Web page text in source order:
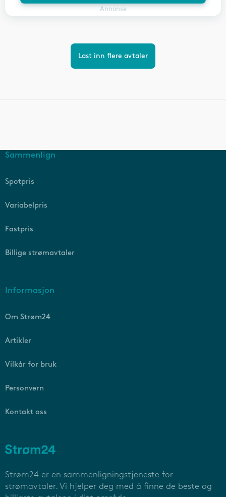
Annonse
Last inn flere avtaler
Strøm24 er en sammenligningstjeneste for
strømavtaler. Vi hjelper deg med å finne de beste og
Sammenlign
Spotpris
Variabelpris
Fastpris
Billige strømavtaler
Informasjon
Om Strøm24
Artikler
Vilkår for bruk
Personvern
Kontakt oss